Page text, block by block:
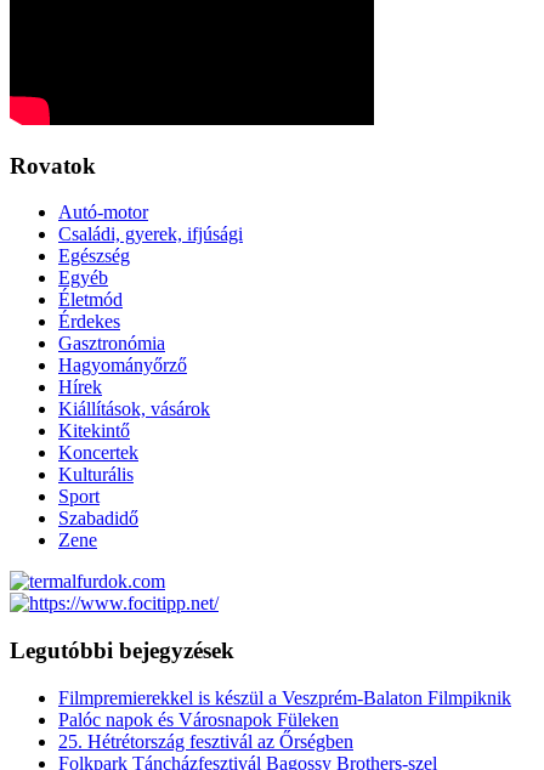
Rovatok
Autó-motor
Családi, gyerek, ifjúsági
Egészség
Egyéb
Életmód
Érdekes
Gasztronómia
Hagyományőrző
Hírek
Kiállítások, vásárok
Kitekintő
Koncertek
Kulturális
Sport
Szabadidő
Zene
Legutóbbi bejegyzések
Filmpremierekkel is készül a Veszprém-Balaton Filmpiknik
Palóc napok és Városnapok Füleken
25. Hétrétország fesztivál az Őrségben
Folkpark Táncházfesztivál Bagossy Brothers-szel